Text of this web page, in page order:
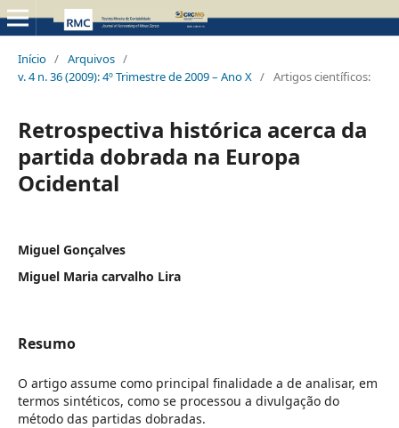
Início / Arquivos /
v. 4 n. 36 (2009): 4º Trimestre de 2009 – Ano X / Artigos científicos:
Retrospectiva histórica acerca da
partida dobrada na Europa
Ocidental
Miguel Gonçalves
Miguel Maria carvalho Lira
Resumo
O artigo assume como principal finalidade a de analisar, em
termos sintéticos, como se processou a divulgação do
método das partidas dobradas.